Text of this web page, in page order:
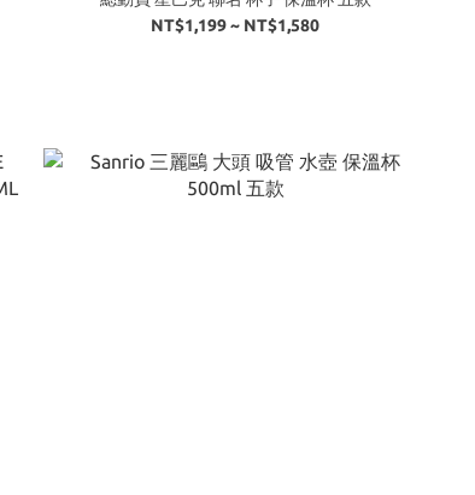
NT$1,199 ~ NT$1,580